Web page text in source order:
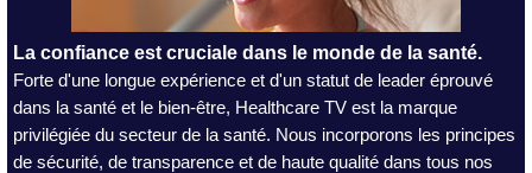
La confiance est cruciale dans le monde de la santé.
Forte d'une longue expérience et d'un statut de leader éprouvé
dans la santé et le bien-être, Healthcare TV est la marque
privilégiée du secteur de la santé. Nous incorporons les principes
de sécurité, de transparence et de haute qualité dans tous nos